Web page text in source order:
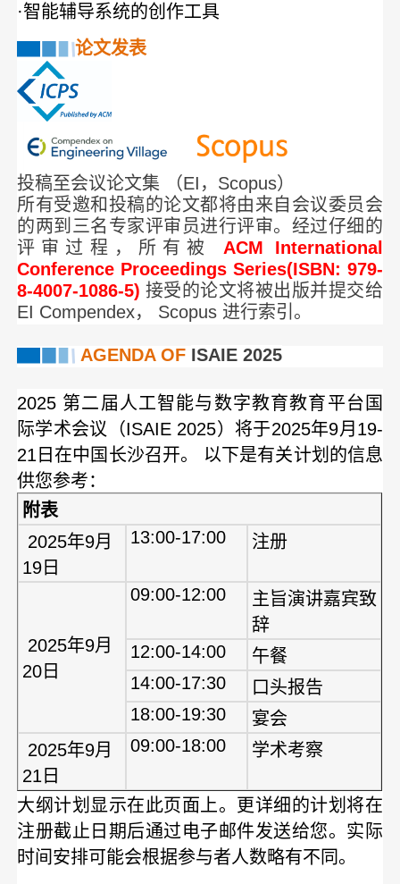
·智能辅导系统的创作工具
论文发表
投稿至会议论文集 （EI，Scopus）
所有受邀和投稿的论文都将由来自会议委员会
的两到三名专家评审员进行评审。经过仔细的
评审过程，所有被 ACM International
Conference Proceedings Series(ISBN: 979-
8-4007-1086-5) 接受的论文将被出版并提交给
EI Compendex， Scopus 进行索引。
AGENDA OF ISAIE 2025
2025 第二届人工智能与数字教育教育平台国
际学术会议（ISAIE 2025）将于2025年9月19-
21日在中国长沙召开。 以下是有关计划的信息
供您参考：
附表
2025年9月
19日
13:00-17:00 注册
2025年9月
20日
09:00-12:00
主旨演讲嘉宾致
辞
12:00-14:00
午餐
14:00-17:30
口头报告
18:00-19:30
宴会
2025年9月
21日
09:00-18:00 学术考察
大纲计划显示在此页面上。更详细的计划将在
注册截止日期后通过电子邮件发送给您。实际
时间安排可能会根据参与者人数略有不同。